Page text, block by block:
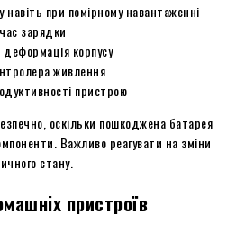
при помірному навантаженні
зарядки
корпусу
живлення
пристрою
оскільки пошкоджена батарея
Важливо реагувати на зміни
стану.
пристроїв